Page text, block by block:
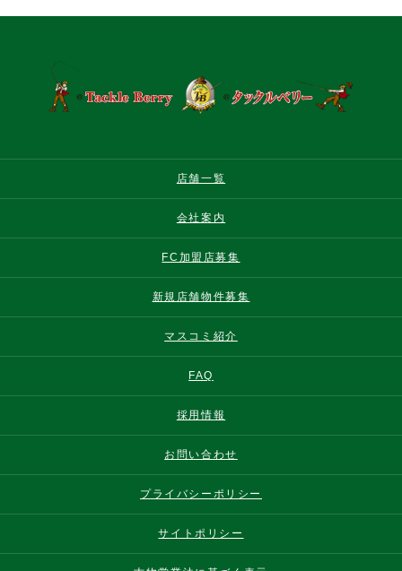
店舗一覧
会社案内
FC加盟店募集
新規店舗物件募集
マスコミ紹介
FAQ
採用情報
お問い合わせ
プライバシーポリシー
サイトポリシー